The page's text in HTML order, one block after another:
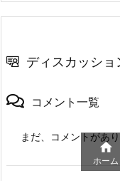
ディスカッショ
コメント一覧
まだ、コメントがあ

ホーム